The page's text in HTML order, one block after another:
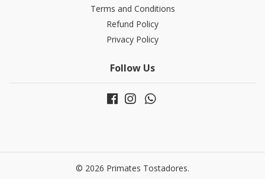
Terms and Conditions
Refund Policy
Privacy Policy
Follow Us
© 2026 Primates Tostadores.